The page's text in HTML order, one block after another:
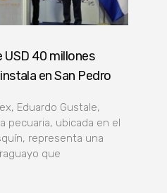
USD 40 millones
en San Pedro
Eduardo Gustale,
pecuaria, ubicada en el
representa una
que